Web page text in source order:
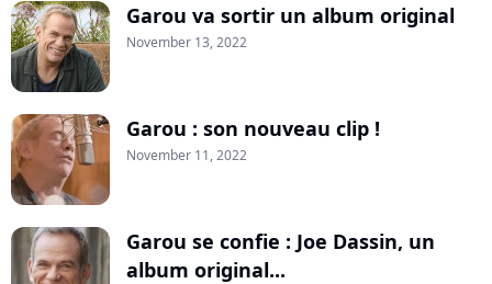
Garou va sortir un album original
November 13, 2022
Garou : son nouveau clip !
November 11, 2022
Garou se confie : Joe Dassin, un
album original...